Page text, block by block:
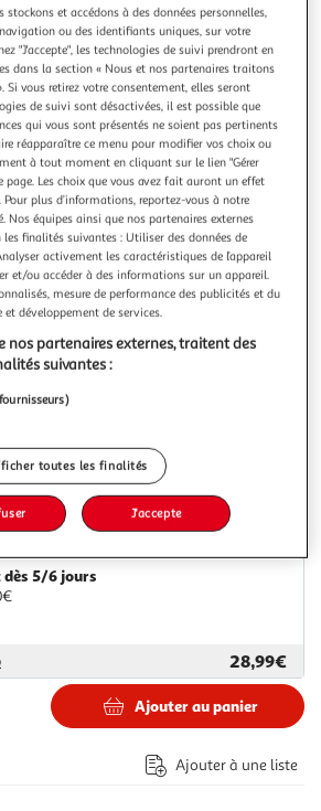
précédentesuivante
Lotto Ravenne
de la marque LOTTO !- Coloris :
Fermeture par scratch- Logo
synthétique
23,99€ 55,90€
5/6 jours
28,99€
Ajouter au panier
Ajouter à une liste
stockons et accédons à des données personnelles,
ou des identifiants uniques, sur votre
"J'accepte", les technologies de suivi prendront en
dans la section « Nous et nos partenaires traitons
Si vous retirez votre consentement, elles seront
de suivi sont désactivées, il est possible que
qui vous sont présentés ne soient pas pertinents
réapparaître ce menu pour modifier vos choix ou
à tout moment en cliquant sur le lien "Gérer
page. Les choix que vous avez fait auront un effet
plus d’informations, reportez-vous à notre
équipes ainsi que nos partenaires externes
finalités suivantes : Utiliser des données de
activement les caractéristiques de l’appareil
et/ou accéder à des informations sur un appareil.
mesure de performance des publicités et du
et développement de services.
nos partenaires externes, traitent des
suivantes :
toutes les finalités
J'accepte